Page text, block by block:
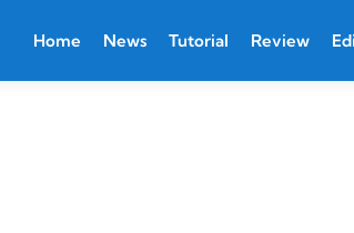
Home News Tutorial Review